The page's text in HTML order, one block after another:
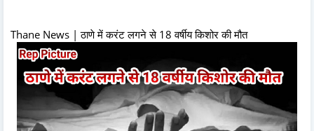
Thane News | ठाणे में करंट लगने से 18 वर्षीय किशोर की मौत